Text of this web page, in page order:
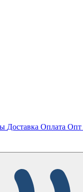
Доставка Оплата Опт